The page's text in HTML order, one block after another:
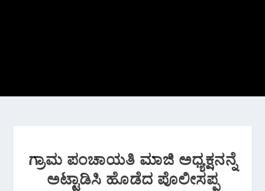
ಗ್ರಾಮ ಪಂಚಾಯತಿ ಮಾಜಿ ಅಧ್ಯಕ್ಷನನ್ನೆ
ಅಟ್ಟಾಡಿಸಿ ಹೊಡೆದ ಪೊಲೀಸಪ್ಪ